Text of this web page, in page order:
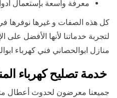
معرفة واسعة بإستعمال
كل هذه الصفات و غيرها نوفرها
لتجربة خدماتنا لأنها الأفضل
منازل ابوالحصاني فني كهرباء
خدمة تصليح كهرباء
جميعنا معرضون لحدوث أعطال